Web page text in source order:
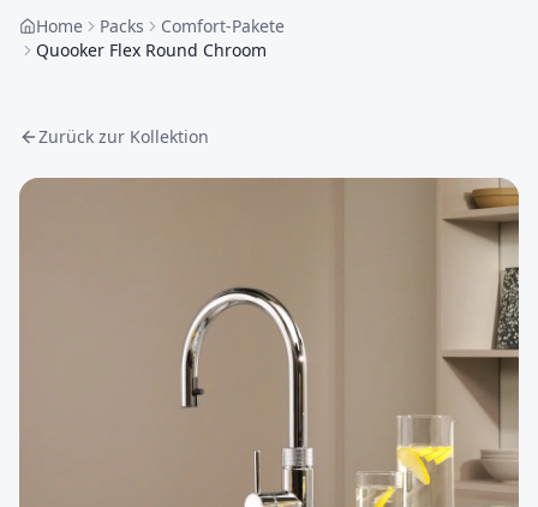
Home Packs
Comfort-Pakete
Quooker Flex Round Chroom
Zurück zur Kollektion